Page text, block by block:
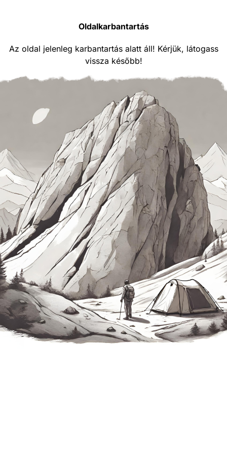
Oldalkarbantartás
Az oldal jelenleg karbantartás alatt áll! Kérjük, látogass
vissza később!